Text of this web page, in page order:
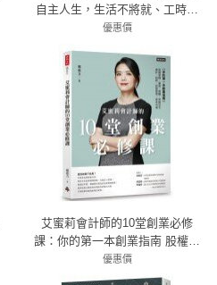
自主人生，生活不將就、工時變
自由
優惠價
艾蜜莉會計師的10堂創業必修
課：你的第一本創業指南 股權架
構、募資、獎酬、會計、稅務、
經營管理及資本市場
優惠價
79折 316元